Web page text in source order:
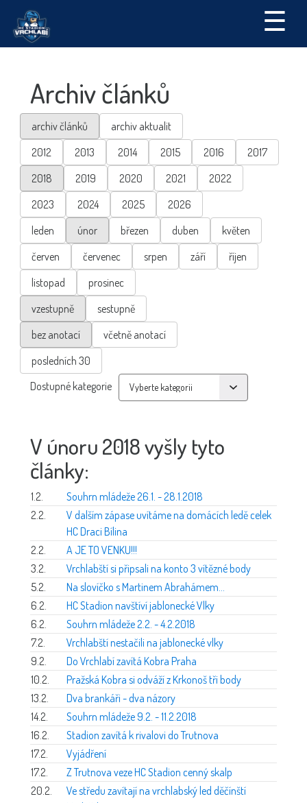
☰
Archiv článků
archiv článků
archiv aktualit
2012
2013 2014 2015 2016
2017
2018
2019 2020 2021
2022
2023
2024 2025
2026
leden
únor březen duben
květen
červen
červenec srpen září
říjen
listopad
prosinec
vzestupně
sestupně
bez anotací
včetně anotací
posledních 30
Dostupné kategorie
V únoru 2018 vyšly tyto
články:
1.2.
Souhrn mládeže 26.1. - 28.1.2018
2.2.
V dalším zápase uvítáme na domácích ledě celek
HC Draci Bílina
2.2.
A JE TO VENKU!!!
3.2.
Vrchlabští si připsali na konto 3 vítězné body
5.2.
Na slovíčko s Martinem Abrahámem...
6.2.
HC Stadion navštíví jablonecké Vlky
6.2.
Souhrn mládeže 2.2. - 4.2.2018
7.2.
Vrchlabští nestačili na jablonecké vlky
9.2.
Do Vrchlabí zavítá Kobra Praha
10.2.
Pražská Kobra si odváží z Krkonoš tři body
13.2.
Dva brankáři - dva názory
14.2.
Souhrn mládeže 9.2. - 11.2.2018
16.2.
Stadion zavítá k rivalovi do Trutnova
17.2.
Vyjádření
17.2.
Z Trutnova veze HC Stadion cenný skalp
20.2.
Ve středu zavítají na vrchlabský led děčínští